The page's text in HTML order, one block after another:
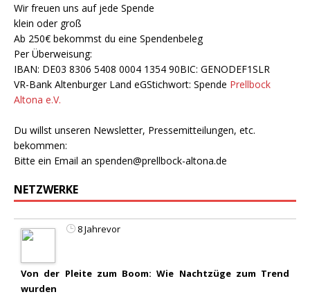
Wir freuen uns auf jede Spende
klein oder groß
Ab 250€ bekommst du eine Spendenbeleg
Per Überweisung:
IBAN: DE03 8306 5408 0004 1354 90BIC: GENODEF1SLR
VR-Bank Altenburger Land eGStichwort: Spende Prellbock
Altona e.V.
Du willst unseren Newsletter, Pressemitteilungen, etc.
bekommen:
Bitte ein Email an spenden@prellbock-altona.de
NETZWERKE
8 Jahrevor
Von der Pleite zum Boom: Wie Nachtzüge zum Trend
wurden